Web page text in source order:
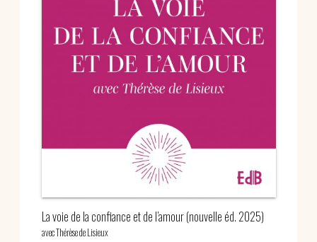
La voie de la confiance et de l’amour (nouvelle éd. 2025)
avec Thérèse de Lisieux